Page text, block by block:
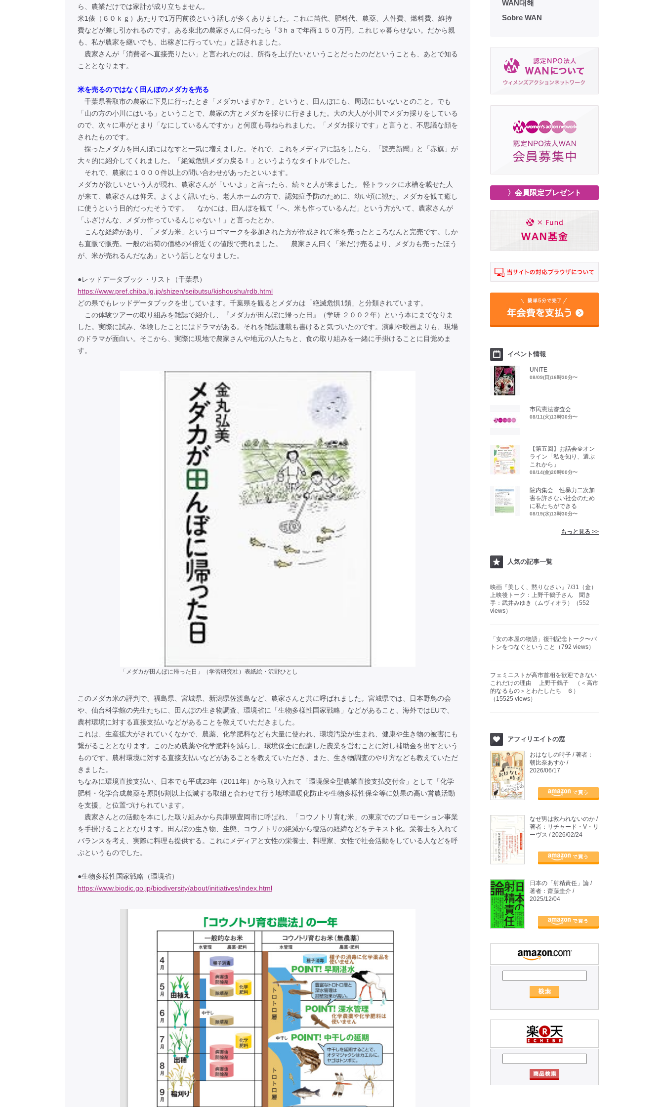
ら、農業だけでは家計が成り立ちません。
米1俵（６０ｋｇ）あたりで1万円前後という話しが多くありました。これに苗代、肥料代、農薬、人件費、燃料費、維持
費などが差し引かれるのです。ある東北の農家さんに伺ったら「3ｈａで年商１５０万円。これじゃ暮らせない。だから親
も、私が農家を継いでも、出稼ぎに行っていた」と話されました。
農家さんが「消費者へ直接売りたい」と言われたのは、所得を上げたいということだったのだということも、あとで知る
こととなります。
米を売るのではなく田んぼのメダカを売る
千葉県香取市の農家に下見に行ったとき「メダカいますか？」というと、田んぼにも、周辺にもいないとのこと。でも
「山の方の小川にはいる」ということで、農家の方とメダカを採りに行きました。大の大人が小川でメダカ採りをしている
ので、次々に車がとまり「なにしているんですか」と何度も尋ねられました。「メダカ採りです」と言うと、不思議な顔を
されたものです。
採ったメダカを田んぼにはなすと一気に増えました。それで、これをメディアに話をしたら、「読売新聞」と「赤旗」が
大々的に紹介してくれました。「絶滅危惧メダカ戻る！」というようなタイトルでした。
それで、農家に１０００件以上の問い合わせがあったといいます。
メダカが欲しいという人が現れ、農家さんが「いいよ」と言ったら、続々と人が来ました。 軽トラックに水槽を載せた人
が来て、農家さんは仰天。よくよく訊いたら、老人ホームの方で、認知症予防のために、幼い頃に観た、メダカを観て癒し
に使うという目的だったそうです。 なかには、田んぼを観て「へ、米も作っているんだ」という方がいて、農家さんが
「ふざけんな、メダカ作っているんじゃない！」と言ったとか。
こんな経緯があり、「メダカ米」というロゴマークを参加された方が作成されて米を売ったところなんと完売です。しか
も直販で販売。一般の出荷の価格の4倍近くの値段で売れました。 農家さん曰く「米だけ売るより、メダカも売ったほう
が、米が売れるんだなあ」という話しとなりました。
●レッドデータブック・リスト（千葉県）
https://www.pref.chiba.lg.jp/shizen/seibutsu/kishoushu/rdb.html
どの県でもレッドデータブックを出しています。千葉県を観るとメダカは「絶滅危惧1類」と分類されています。
この体験ツアーの取り組みを雑誌で紹介し、『メダカが田んぼに帰った日』（学研 ２００２年）という本にまでなりま
した。実際に試み、体験したことにはドラマがある。それを雑誌連載も書けると気づいたのです。演劇や映画よりも、現場
のドラマが面白い。そこから、実際に現地で農家さんや地元の人たちと、食の取り組みを一緒に手掛けることに目覚めま
す。
「メダカが田んぼに帰った日」（学習研究社）表紙絵・沢野ひとし
このメダカ米の評判で、福島県、宮城県、新潟県佐渡島など、農家さんと共に呼ばれました。宮城県では、日本野鳥の会
や、仙台科学館の先生たちに、田んぼの生き物調査、環境省に「生物多様性国家戦略」などがあること、海外ではEUで、
農村環境に対する直接支払いなどがあることを教えていただきました。
これは、生産拡大がされていくなかで、農薬、化学肥料なども大量に使われ、環境汚染が生まれ、健康や生き物の被害にも
繋がることとなります。このため農薬や化学肥料を減らし、環境保全に配慮した農業を営むことに対し補助金を出すという
ものです。農村環境に対する直接支払いなどがあることを教えていただき、また、生き物調査のやり方なども教えていただ
きました。
ちなみに環境直接支払い、日本でも平成23年（2011年）から取り入れて「環境保全型農業直接支払交付金」として「化学
肥料・化学合成農薬を原則5割以上低減する取組と合わせて行う地球温暖化防止や生物多様性保全等に効果の高い営農活動
を支援」と位置づけられています。
農家さんとの活動を本にした取り組みから兵庫県豊岡市に呼ばれ、「コウノトリ育む米」の東京でのプロモーション事業
を手掛けることとなります。田んぼの生き物、生態、コウノトリの絶滅から復活の経緯などをテキスト化。栄養士を入れて
バランスを考え、実際に料理も提供する。これにメディアと女性の栄養士、料理家、女性で社会活動をしている人などを呼
ぶというものでした。
●生物多様性国家戦略（環境省）
https://www.biodic.go.jp/biodiversity/about/initiatives/index.html
WAN대해
Sobre WAN
〉会員限定プレゼント
イベント情報
UNITE
08/09(日)16時30分〜
市民憲法審査会
08/11(火)13時30分〜
【第五回】お話会＠オン
ライン「私を知り、選ぶ
これから」
08/14(金)20時00分〜
院内集会 性暴力二次加
害を許さない社会のため
に私たちができる
08/19(水)13時30分〜
もっと見る >>
人気の記事一覧
映画『美しく、黙りなさい』7/31（金）
上映後トーク：上野千鶴子さん 聞き
手：武井みゆき（ムヴィオラ）（552
views）
「女の本屋の物語」復刊記念トーク〜バ
トンをつなぐということ（792 views）
フェミニストが高市首相を歓迎できない
これだけの理由 上野千鶴子 （＜高市
的なるもの＞とわたしたち ６）
（15525 views）
アフィリエイトの窓
おはなしの時子 / 著者：
朝比奈あすか /
2026/06/17
なぜ男は救われないのか /
著者：リチャード・V・リ
ーヴス / 2026/02/24
日本の「射精責任」論 /
著者：齋藤圭介 /
2025/12/04